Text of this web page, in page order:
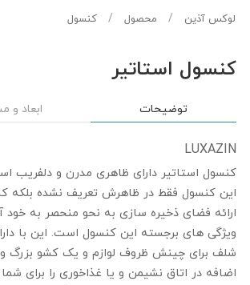
لوکس آذین محصول کنسول
کنسول استاتیر
توضیحات ابعاد
LUXAZIN
کنسول استاتیر دارای ظاهری مدرن و دلفریب
این کنسول فقط در ظاهرش تعریف نشده بلکه
ارائه فضای ذخیره سازی به نحو منحصر به خود
ویژگی های برجسته این کنسول است. این با
شلف برای چینش ظروف لوازم و یک کشو بزرگ و
اضافه در اتاق نشیمن و یا غذاخوری را برای